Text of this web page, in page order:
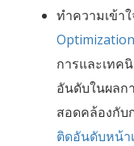
ทำความเข้าใ
การและเทค
อันดับในผลก
สอดคล้องกับ
ติดอันดับหน้า